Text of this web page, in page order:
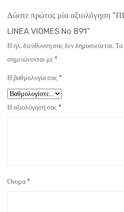
Δώστε πρώτος μία αξιολόγηση
LINEA VIOMES No 891”
Η ηλ. διεύθυνση σας δεν δημοσιεύεται. Τα
σημειώνονται με *
Η βαθμολογία σας *
Η αξιολόγησή σας *
Όνομα *